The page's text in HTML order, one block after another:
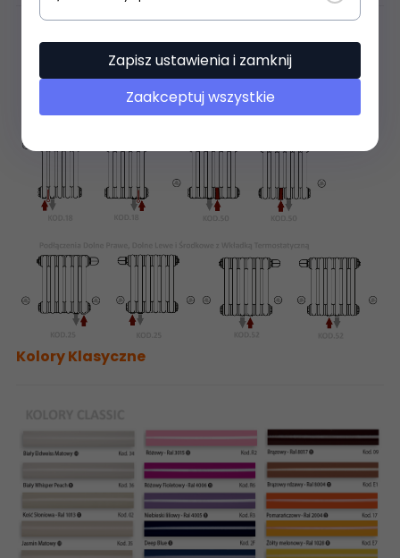
Kolory Klasyczne
Zapisz ustawienia i zamknij
Zaakceptuj wszystkie